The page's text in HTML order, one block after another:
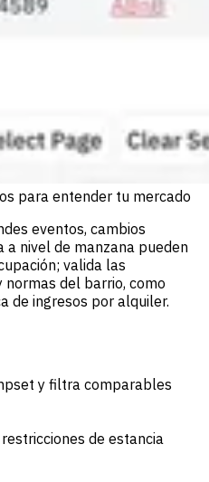
para entender tu mercado
eventos, cambios
nivel de manzana pueden
valida las
normas del barrio, como
de ingresos por alquiler.
y filtra comparables
de estancia